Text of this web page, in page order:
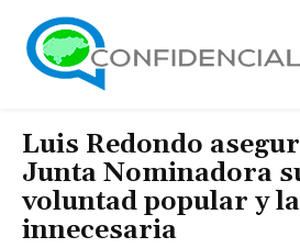
Luis Redondo
Junta Nominadora
voluntad popular y
innecesaria